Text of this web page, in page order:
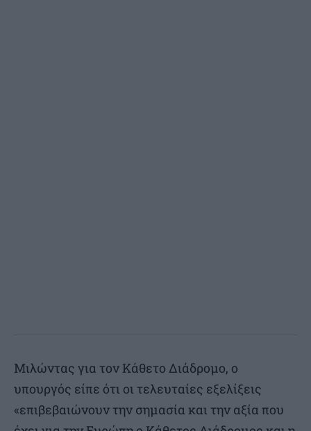
Μιλώντας για τον Κάθετο Διάδρομο, ο
υπουργός είπε ότι οι τελευταίες εξελίξεις
«επιβεβαιώνουν την σημασία και την αξία που